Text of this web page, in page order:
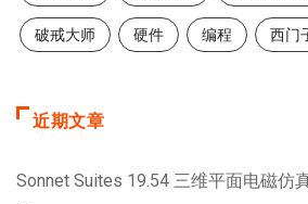
破戒大师 硬件 编程 西门
近期文章
Sonnet Suites 19.54 三维平面电磁仿